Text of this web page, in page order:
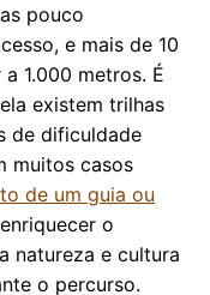
pouco
e mais de 10
1.000 metros. É
existem trilhas
de dificuldade
muitos casos
de um guia ou
o
natureza e cultura
o percurso.